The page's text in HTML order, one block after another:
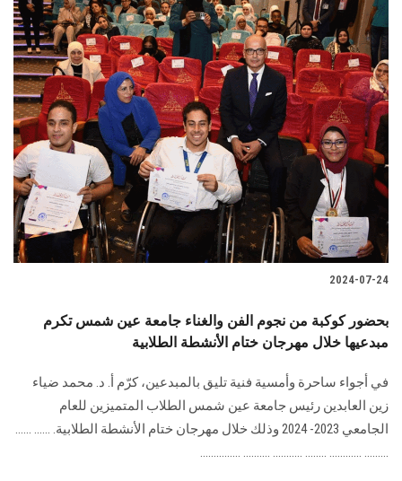
2024-07-24
بحضور كوكبة من نجوم الفن والغناء جامعة عين شمس تكرم
مبدعيها خلال مهرجان ختام الأنشطة الطلابية
في أجواء ساحرة وأمسية فنية تليق بالمبدعين، كرّم أ. د. محمد ضياء
زين العابدين رئيس جامعة ‏عين شمس الطلاب المتميزين للعام
الجامعي 2023- 2024 وذلك خلال مهرجان ختام الأنشطة ‏الطلابية‎.‎ ...... ......
......... ............ ........ ........... .......... ...............